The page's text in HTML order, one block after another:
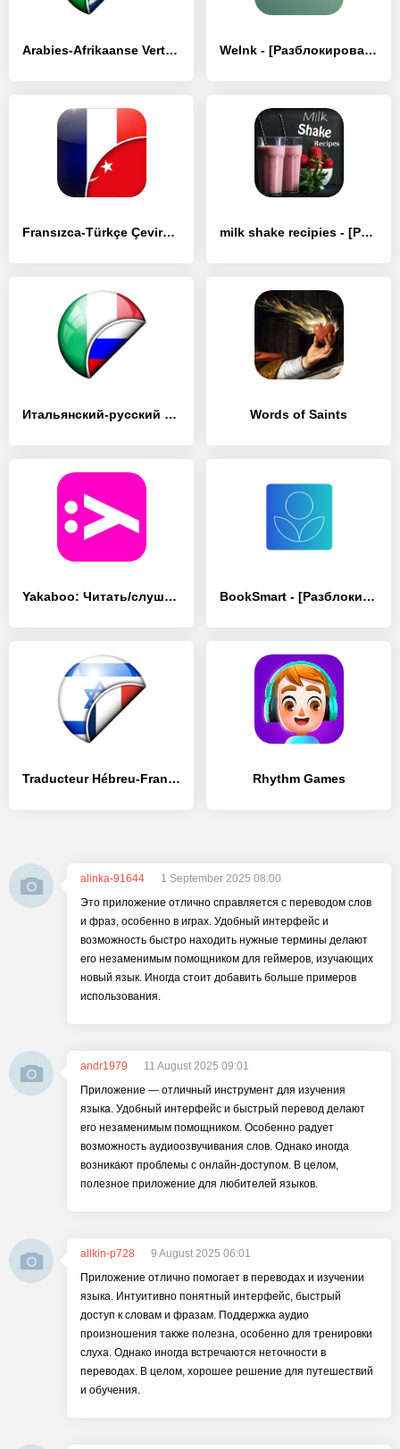
Arabies-Afrikaanse Vertaler - [Разблокированная версия] WeInk - [Разблокированная версия]
Fransızca-Türkçe Çevirmen - [Без рекламы] milk shake recipies - [Разблокированная версия]
Итальянский-русский Переводчик - [Разблокированная версия] Words of Saints
Yakaboo: Читать/слушать книги - [Разблокированная версия] BookSmart - [Разблокированная версия]
Traducteur Hébreu-Français - [Без рекламы] Rhythm Games
alinka-91644
1 September 2025 08:00
Это приложение отлично справляется с переводом слов
и фраз, особенно в играх. Удобный интерфейс и
возможность быстро находить нужные термины делают
его незаменимым помощником для геймеров, изучающих
новый язык. Иногда стоит добавить больше примеров
использования.
andr1979
11 August 2025 09:01
Приложение — отличный инструмент для изучения
языка. Удобный интерфейс и быстрый перевод делают
его незаменимым помощником. Особенно радует
возможность аудиоозвучивания слов. Однако иногда
возникают проблемы с онлайн-доступом. В целом,
полезное приложение для любителей языков.
allkin-p728
9 August 2025 06:01
Приложение отлично помогает в переводах и изучении
языка. Интуитивно понятный интерфейс, быстрый
доступ к словам и фразам. Поддержка аудио
произношения также полезна, особенно для тренировки
слуха. Однако иногда встречаются неточности в
переводах. В целом, хорошее решение для путешествий
и обучения.